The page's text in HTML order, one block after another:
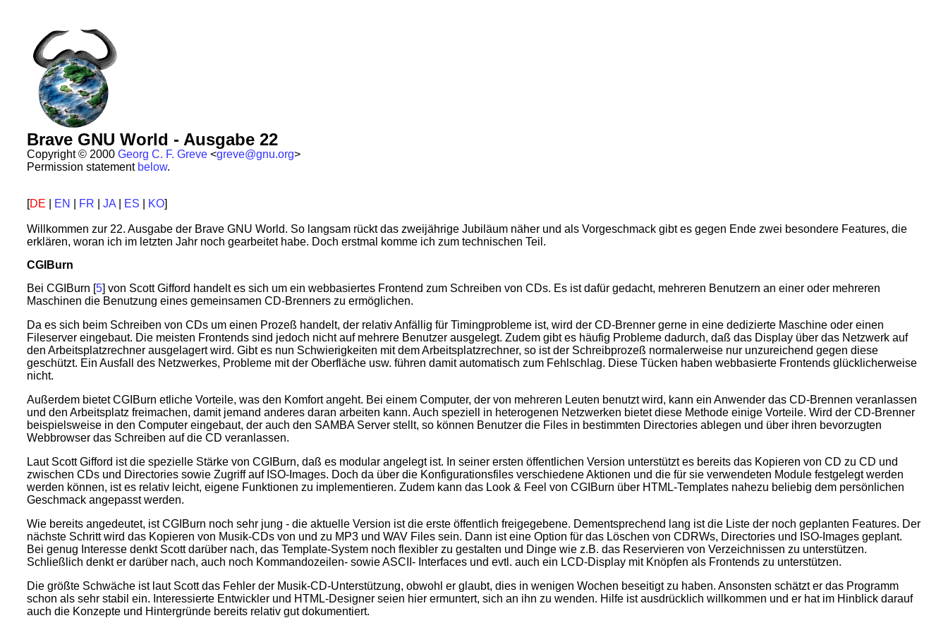
Brave GNU World - Ausgabe 22
Copyright © 2000 Georg C. F. Greve<greve@gnu.org>
Permission statement below.
[DE EN FR JA| ES KO]
Willkommen zur 22. Ausgabe der Brave GNU World. So langsam rückt das zweijährige Jubiläum näher und als Vorgeschmack gibt es gegen Ende zwei besondere Features, die
erklären, woran ich im letzten Jahr noch gearbeitet habe. Doch erstmal komme ich zum technischen Teil.
CGIBurn
Bei CGIBurn [5] von Scott Gifford handelt es sich um ein webbasiertes Frontend zum Schreiben von CDs. Es ist dafür gedacht, mehreren Benutzern an einer oder mehreren
Maschinen die Benutzung eines gemeinsamen CD-Brenners zu ermöglichen.
Da es sich beim Schreiben von CDs um einen Prozeß handelt, der relativ Anfällig für Timingprobleme ist, wird der CD-Brenner gerne in eine dedizierte Maschine oder einen
Fileserver eingebaut. Die meisten Frontends sind jedoch nicht auf mehrere Benutzer ausgelegt. Zudem gibt es häufig Probleme dadurch, daß das Display über das Netzwerk auf
den Arbeitsplatzrechner ausgelagert wird. Gibt es nun Schwierigkeiten mit dem Arbeitsplatzrechner, so ist der Schreibprozeß normalerweise nur unzureichend gegen diese
geschützt. Ein Ausfall des Netzwerkes, Probleme mit der Oberfläche usw. führen damit automatisch zum Fehlschlag. Diese Tücken haben webbasierte Frontends glücklicherweise
nicht.
Außerdem bietet CGIBurn etliche Vorteile, was den Komfort angeht. Bei einem Computer, der von mehreren Leuten benutzt wird, kann ein Anwender das CD-Brennen veranlassen
und den Arbeitsplatz freimachen, damit jemand anderes daran arbeiten kann. Auch speziell in heterogenen Netzwerken bietet diese Methode einige Vorteile. Wird der CD-Brenner
beispielsweise in den Computer eingebaut, der auch den SAMBA Server stellt, so können Benutzer die Files in bestimmten Directories ablegen und über ihren bevorzugten
Webbrowser das Schreiben auf die CD veranlassen.
Laut Scott Gifford ist die spezielle Stärke von CGIBurn, daß es modular angelegt ist. In seiner ersten öffentlichen Version unterstützt es bereits das Kopieren von CD zu CD und
zwischen CDs und Directories sowie Zugriff auf ISO-Images. Doch da über die Konfigurationsfiles verschiedene Aktionen und die für sie verwendeten Module festgelegt werden
werden können, ist es relativ leicht, eigene Funktionen zu implementieren. Zudem kann das Look & Feel von CGIBurn über HTML-Templates nahezu beliebig dem persönlichen
Geschmack angepasst werden.
Wie bereits angedeutet, ist CGIBurn noch sehr jung - die aktuelle Version ist die erste öffentlich freigegebene. Dementsprechend lang ist die Liste der noch geplanten Features. Der
nächste Schritt wird das Kopieren von Musik-CDs von und zu MP3 und WAV Files sein. Dann ist eine Option für das Löschen von CDRWs, Directories und ISO-Images geplant.
Bei genug Interesse denkt Scott darüber nach, das Template-System noch flexibler zu gestalten und Dinge wie z.B. das Reservieren von Verzeichnissen zu unterstützen.
Schließlich denkt er darüber nach, auch noch Kommandozeilen- sowie ASCII- Interfaces und evtl. auch ein LCD-Display mit Knöpfen als Frontends zu unterstützen.
Die größte Schwäche ist laut Scott das Fehler der Musik-CD-Unterstützung, obwohl er glaubt, dies in wenigen Wochen beseitigt zu haben. Ansonsten schätzt er das Programm
schon als sehr stabil ein. Interessierte Entwickler und HTML-Designer seien hier ermuntert, sich an ihn zu wenden. Hilfe ist ausdrücklich willkommen und er hat im Hinblick darauf
auch die Konzepte und Hintergründe bereits relativ gut dokumentiert.